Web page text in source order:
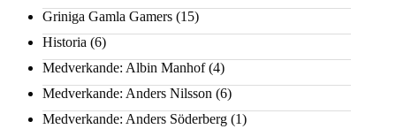
Griniga Gamla Gamers (15)
Historia (6)
Medverkande: Albin Manhof(4)
Medverkande: Anders Nilsson (6)
Medverkande: Anders Söderberg (1)